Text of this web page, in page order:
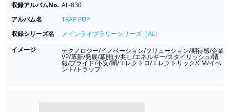
収録アルバムNo. AL-830
アルバム名
TRAP POP
収録シリーズ名
メインライブラリーシリーズ（AL）
イメージ
テクノロジー/イノベーション/ソリューション/期待感/企業
VP/革新/発展/幕開け/兆し/エネルギー/スタイリッシュ/情
報/プライド/不安/闇/エレクトロ/エレクトリック/CM/イベ
ント/トラップ